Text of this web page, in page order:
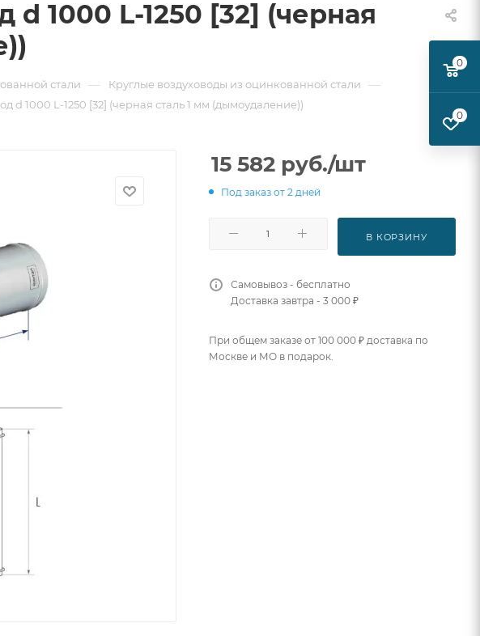
1000 L-1250 [32] (черная
стали — Круглые воздуховоды из оцинкованной стали —
d 1000 L-1250 [32] (черная сталь 1 мм (дымоудаление))
15 582 руб./шт
Под заказ от 2 дней
В КОРЗИНУ
Самовывоз - бесплатно
Доставка завтра - 3 000 ₽
При общем заказе от 100 000 ₽ доставка по
Москве и МО в подарок.
0
0